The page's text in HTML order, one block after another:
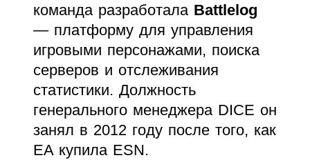
команда разработала Battlelog
— платформу для управления
игровыми персонажами, поиска
серверов и отслеживания
статистики. Должность
генерального менеджера DICE он
занял в 2012 году после того, как
EA купила ESN.